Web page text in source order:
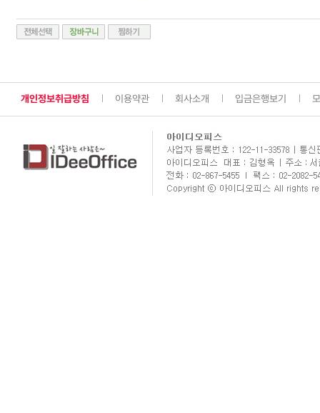
개인정보취급방침 이용약관 회사소개 입금은행보기